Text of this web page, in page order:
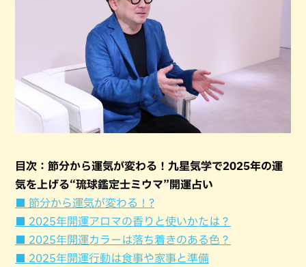
目次：節分から運気が変わる！九星気学で2025年の運
気を上げる“琉球鑑定士ミウマ”開運占い
■ 節分から運気が変わる！?
■ 2025年開運アロマの香りと使いかたは？
■ 2025年開運カラーは落ち着きのある色？
■ 2025年開運行動は食事や家事と準備